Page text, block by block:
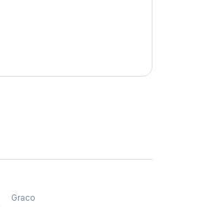
Graco